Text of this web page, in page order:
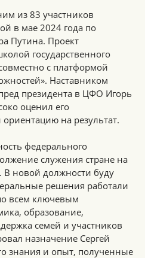
из 83 участников
в мае 2024 года по
Путина. Проект
государственного
с платформой
Наставником
президента в ЦФО Игорь
оценил его
на результат.
федерального
служения стране на
новой должности буду
решения работали
всем ключевым
образование,
семей и участников
назначение Сергей
знания и опыт, полученные